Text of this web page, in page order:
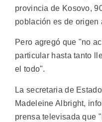
provincia de Kosovo,
población es de origen
Pero agregó que "no
particular hasta tanto
el todo".
La secretaria de
Madeleine Albright,
prensa televisada que